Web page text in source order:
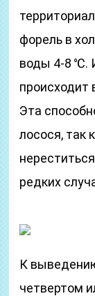
форель в
воды 4-8 ℃.
происходит
Эта
лосося, так
редких
К
четвертом